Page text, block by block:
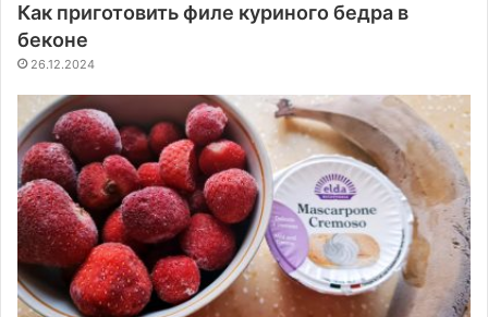
Как приготовить филе куриного бедра в
беконе
26.12.2024